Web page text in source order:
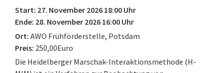
Start: 27. November 2026 18:00 Uhr
Ende: 28. November 2026 16:00 Uhr
Ort: AWO Frühförderstelle, Potsdam
Preis: 250,00Euro
Die Heidelberger Marschak-Interaktionsmethode (H-